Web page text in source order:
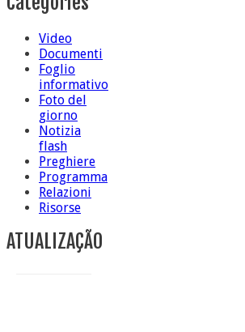
Video
Documenti
Foglio
informativo
Foto del
giorno
Notizia
flash
Preghiere
Programma
Relazioni
Risorse
ATUALIZAÇÃO